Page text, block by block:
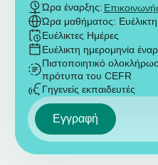
Ώρα έναρξης:
Ώρα μαθήματος: Ευέλικτη
Ευέλικτες Ημέρες
Ευέλικτη ημερομηνία
Πιστοποιητικό
πρότυπα του CEFR
Γηγενείς εκπαιδευτές
Εγγραφή